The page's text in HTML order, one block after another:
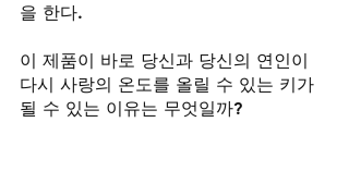
을 한다.
이 제품이 바로 당신과 당신의 연인이
다시 사랑의 온도를 올릴 수 있는 키가
될 수 있는 이유는 무엇일까?